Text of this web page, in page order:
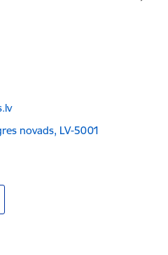
novads, LV-5001